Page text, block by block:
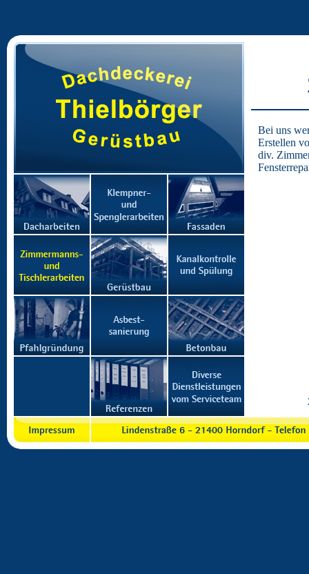
Bei uns
Erstellen
div.